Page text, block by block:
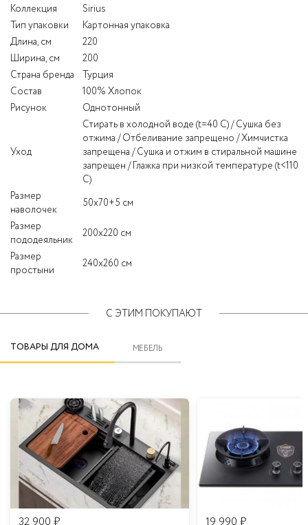
Коллекция
Sirius
Тип упаковки
Картонная упаковка
Длина, см
220
Ширина, см
200
Страна бренда
Турция
Состав
100% Хлопок
Рисунок
Однотонный
Уход
Стирать в холодной воде (t=40 С) / Сушка без
отжима / Отбеливание запрещено / Химчистка
запрещена / Сушка и отжим в стиральной машине
запрещен / Глажка при низкой температуре (t<110
C)
Размер
наволочек
50x70+5 см
Размер
пододеяльник
200x220 см
Размер
простыни
240x260 см
С ЭТИМ ПОКУПАЮТ
ТОВАРЫ ДЛЯ ДОМА МЕБЕЛЬ